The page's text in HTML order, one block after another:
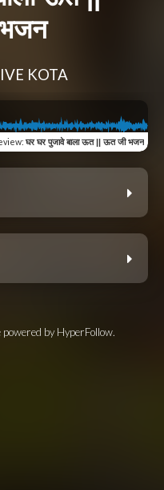
KOTA
: घर घर पुजावे बाला ऊत || ऊत जी भजन
by HyperFollow.